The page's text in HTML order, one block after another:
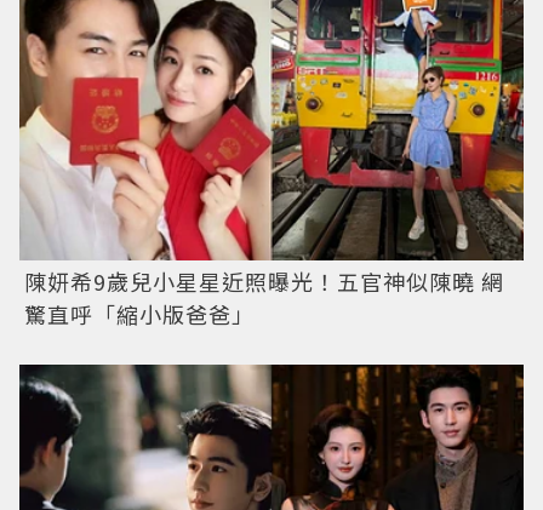
陳妍希9歲兒小星星近照曝光！五官神似陳曉 網
驚直呼「縮小版爸爸」